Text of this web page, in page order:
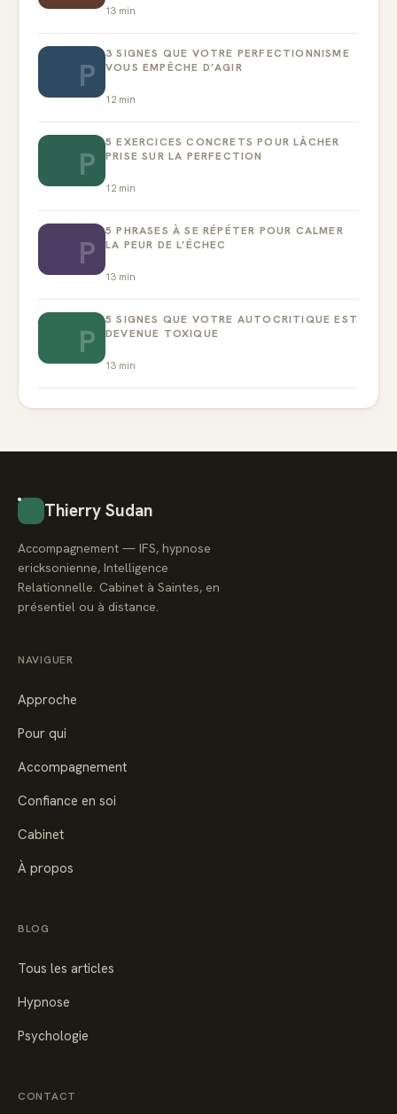
13 min
P
3 SIGNES QUE VOTRE PERFECTIONNISME
VOUS EMPÊCHE D’AGIR
12 min
P
5 EXERCICES CONCRETS POUR LÂCHER
PRISE SUR LA PERFECTION
12 min
P
5 PHRASES À SE RÉPÉTER POUR CALMER
LA PEUR DE L’ÉCHEC
13 min
P
5 SIGNES QUE VOTRE AUTOCRITIQUE EST
DEVENUE TOXIQUE
13 min
Thierry Sudan
Accompagnement — IFS, hypnose
ericksonienne, Intelligence
Relationnelle. Cabinet à Saintes, en
présentiel ou à distance.
NAVIGUER
Approche
Pour qui
Accompagnement
Confiance en soi
Cabinet
À propos
BLOG
Tous les articles
Hypnose
Psychologie
CONTACT